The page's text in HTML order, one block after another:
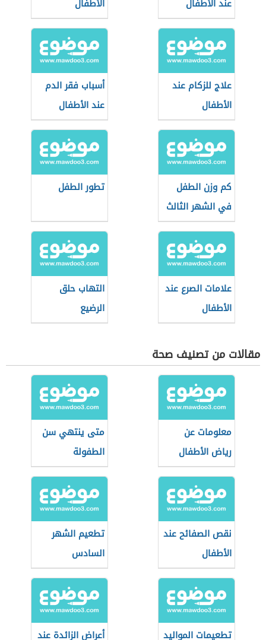
عند الأطفال
الأطفال
علاج للزكام عند
الأطفال
أسباب فقر الدم
عند الأطفال
كم وزن الطفل
في الشهر الثالث
تطور الطفل
علامات الصرع عند
الأطفال
التهاب حلق
الرضيع
مقالات من تصنيف صحة
معلومات عن
رياض الأطفال
متى ينتهي سن
الطفولة
نقص الصفائح عند
الأطفال
تطعيم الشهر
السادس
تطعيمات المواليد
أعراض الزائدة عند